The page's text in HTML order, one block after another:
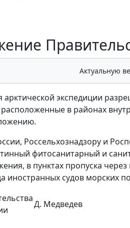
Актуальную
экспедиции
в районах
Россельхознадзору и
фитосанитарный и
в пунктах пропуска
иностранных судов морских
Д. Медведев